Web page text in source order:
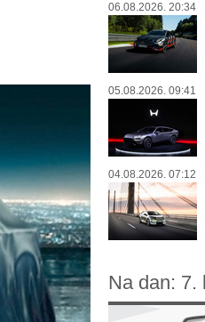
06.08.2026. 20:34
05.08.2026. 09:41
04.08.2026. 07:12
Na dan: 7.